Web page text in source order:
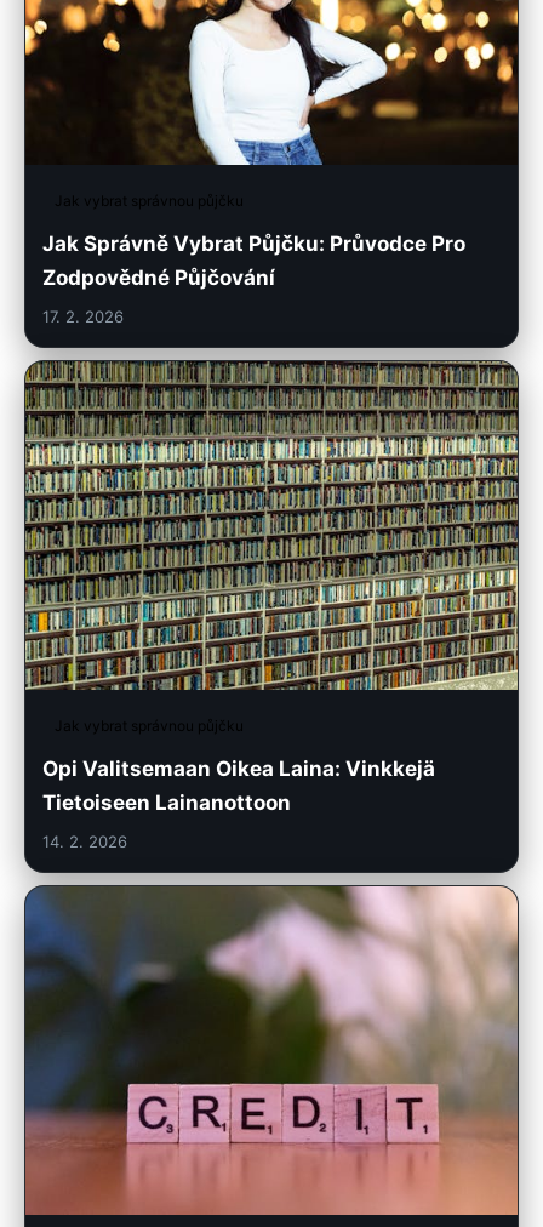
Jak vybrat správnou půjčku
Jak Správně Vybrat Půjčku: Průvodce Pro
Zodpovědné Půjčování
17. 2. 2026
Jak vybrat správnou půjčku
Opi Valitsemaan Oikea Laina: Vinkkejä
Tietoiseen Lainanottoon
14. 2. 2026